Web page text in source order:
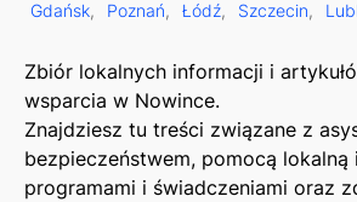
Gdańsk
Poznań Łódź Szczecin
Zbiór lokalnych informacji i
wsparcia w Nowince.
Znajdziesz tu treści związane z
bezpieczeństwem, pomocą lokalną
programami i świadczeniami oraz